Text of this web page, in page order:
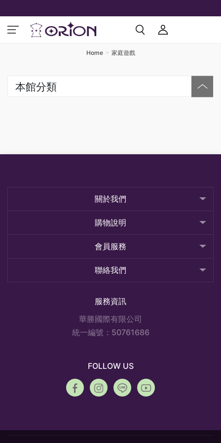
Home 家庭遊戲
本館分類
關於我們
購物說明
會員服務
聯絡我們
服務資訊
華勝國際有限公司
統一編號：50761686
FOLLOW US